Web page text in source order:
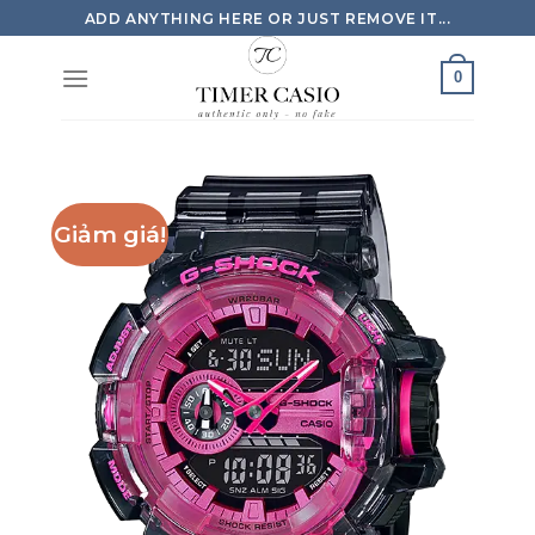
to
content
ADD ANYTHING HERE OR JUST REMOVE IT...
0
Giảm giá!